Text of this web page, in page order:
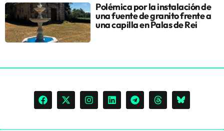
Polémica por la instalación de
una fuente de granito frente a
una capilla en Palas de Rei